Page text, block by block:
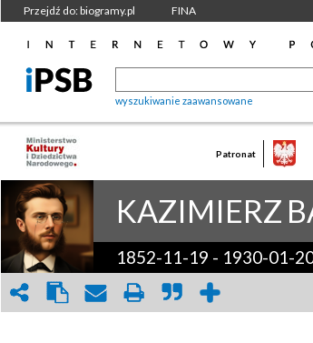
Przejdź do: biogramy.pl FINA
wyszukiwanie zaawansowane
Patronat
KAZIMIERZ
1852-11-19 - 1930-01-